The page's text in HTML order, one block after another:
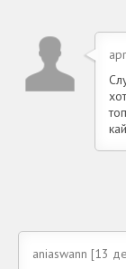
aniaswann [13